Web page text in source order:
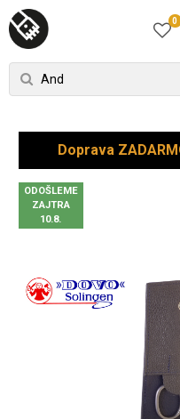
0
Doprava
ODOŠLEME
ZAJTRA
10.8.